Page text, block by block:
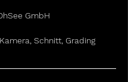
GmbH
Schnitt, Grading